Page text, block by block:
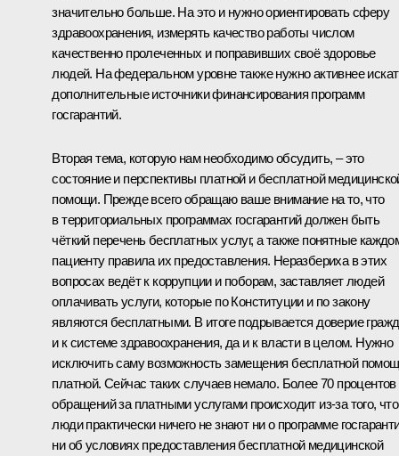
значительно больше. На это и нужно ориентировать сферу
здравоохранения, измерять качество работы числом
качественно пролеченных и поправивших своё здоровье
людей. На федеральном уровне также нужно активнее
дополнительные источники финансирования программ
госгарантий.
Вторая тема, которую нам необходимо обсудить, – это
состояние и перспективы платной и бесплатной
помощи. Прежде всего обращаю ваше внимание на то, что
в территориальных программах госгарантий должен быть
чёткий перечень бесплатных услуг, а также понятные
пациенту правила их предоставления. Неразбериха в этих
вопросах ведёт к коррупции и поборам, заставляет людей
оплачивать услуги, которые по Конституции и по закону
являются бесплатными. В итоге подрывается доверие
и к системе здравоохранения, да и к власти в целом. Нужно
исключить саму возможность замещения бесплатной
платной. Сейчас таких случаев немало. Более 70 процентов
обращений за платными услугами происходит из‑за того, что
люди практически ничего не знают ни о программе
ни об условиях предоставления бесплатной медицинской